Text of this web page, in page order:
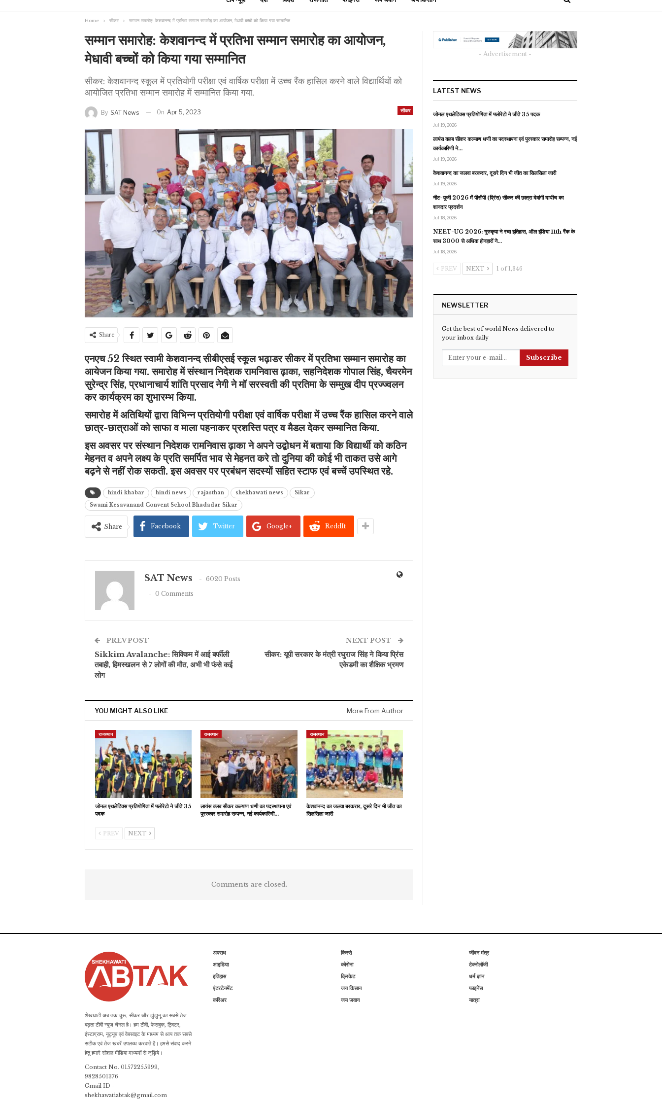
Home सीकर सम्मान समारोह: केशवानन्द में प्रतिभा सम्मान समारोह का आयोजन, मेधावी बच्चों को किया गया सम्मानित
सम्मान समारोह: केशवानन्द में प्रतिभा सम्मान समारोह का आयोजन,
मेधावी बच्चों को किया गया सम्मानित
सीकर: केशवानन्द स्कूल में प्रतियोगी परीक्षा एवं वार्षिक परीक्षा में उच्च रैंक हासिल करने वाले विद्यार्थियों को
आयोजित प्रतिभा सम्मान समारोह में सम्मानित किया गया.
सीकर
By SAT News On Apr 5, 2023
Share
एनएच 52 स्थित स्वामी केशवानन्द सीबीएसई स्कूल भढ़ाडर सीकर में प्रतिभा सम्मान समारोह का
आयेजन किया गया. समारोह में संस्थान निदेशक रामनिवास ढ़ाका, सहनिदेशक गोपाल सिंह, चैयरमेन
सुरेन्द्र सिंह, प्रधानाचार्य शांति प्रसाद नेगी ने मॉ सरस्वती की प्रतिमा के सम्मुख दीप प्रज्ज्वलन
कर कार्यक्रम का शुभारम्भ किया.
समारोह में अतिथियों द्वारा विभिन्न प्रतियोगी परीक्षा एवं वार्षिक परीक्षा में उच्च रैंक हासिल करने वाले
छात्र-छात्राओं को साफा व माला पहनाकर प्रशस्ति पत्र व मैडल देकर सम्मानित किया.
इस अवसर पर संस्थान निदेशक रामनिवास ढ़ाका ने अपने उद्बोधन में बताया कि विद्यार्थी को कठिन
मेहनत व अपने लक्ष्य के प्रति समर्पित भाव से मेहनत करे तो दुनियाकी कोई भी ताकत उसे आगे
बढ़ने से नहीं रोक सकती. इस अवसर पर प्रबंधन सदस्यों सहित स्टाफ एवं बच्चें उपस्थित रहे.
hindi khabar hindi news rajasthan shekhawati news
Sikar
Swami Kesavanand Convent School Bhadadar Sikar
Share Facebook Twitter Google+ ReddIt
SAT News
6020 Posts
0 Comments
PREV POST
Sikkim Avalanche: सिक्किम में आई बर्फीली
तबाही, हिमस्खलन से 7 लोगों की मौत, अभी भी फंसे कई
लोग
NEXT POST
सीकर: यूपी सरकार के मंत्री रघुराज सिंह ने किया प्रिंस
एकेडमी का शैक्षिक भ्रमण
YOU MIGHT ALSO LIKE More From Author
राजस्थान
जोनल एथलेटिक्स प्रतियोगिता में फ्लोरेटो ने जीते 35
पदक
राजस्थान
लायंस क्लब सीकर कल्याण धणी का पदस्थापना एवं
पुरस्कार समारोह सम्पन्न, नई कार्यकारिणी…
राजस्थान
केशवानन्द का जलवा बरकरार, दूसरे दिन भी जीत का
सिलसिला जारी
PREV NEXT
Comments are closed.
- Advertisement -
LATEST NEWS
जोनल एथलेटिक्स प्रतियोगिता में फ्लोरेटो ने जीते 35 पदक
Jul 19, 2026
लायंस क्लब सीकर कल्याण धणी का पदस्थापना एवं पुरस्कार समारोह सम्पन्न, नई
कार्यकारिणी ने…
Jul 19, 2026
केशवानन्द का जलवा बरकरार, दूसरे दिन भी जीत का सिलसिला जारी
Jul 19, 2026
नीट-यूजी 2026 में पीसीपी (प्रिंस) सीकर की छात्रा देवांगी दाधीच का
शानदार प्रदर्शन
Jul 18, 2026
NEET-UG 2026: गुरुकृपा ने रचा इतिहास, ऑल इंडिया 11th रैंक के
साथ 3000 से अधिक होनहारों ने…
Jul 18, 2026
PREV NEXT 1 of 1,346
NEWSLETTER
Get the best of world News delivered to
your inbox daily
Subscribe
शेखावाटी अब तक चूरू, सीकर और झुंझुनू का सबसे तेज
बढ़ता टीवी न्यूज़ चैनल है। हम टीवी, फेसबुक, ट्विटर,
इंस्टाग्राम, यूट्यूब एवं वेबसाइट के माध्यम से आप तक सबसे
सटीक एवं तेज खबरें उपलब्ध करवाते है। हमसे संवाद करने
हेतु हमारे सोशल मीडिया माध्यमों से जुड़िये।
Contact No. 01572255999,
9828501376
Gmail ID -
shekhawatiabtak@gmail.com
अपराध
आइडिया
इतिहास
एंटरटेनमेंट
करिअर
किस्से
कोरोना
क्रिकेट
जय किसान
जय जवान
जीवन मंत्र
टेक्नोलॉजी
धर्म ज्ञान
फाइनेंस
यात्रा